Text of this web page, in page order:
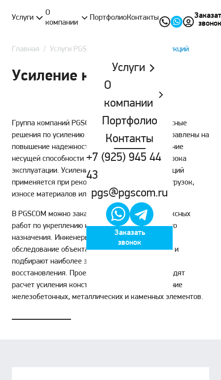
Услуги
О
компании
ПортфолиоКонтакты
звонок
Услуги
О
компании
Портфолио
Контакты
+7 (925) 945 44
43
pgs@pgscom.ru
Заказать
звонок
Главная / Услуги PGSCOM Усиление конструкций
Усиление конструкций
Группа компаний PGSCOM предлагает комплексные
решения по усилению конструкций. Работы направлены на
повышение надежности объектов, восстановление
несущей способности элементов и продление срока
эксплуатации. Усиление строительных конструкций
применяется при реконструкции, изменении нагрузок,
износе материалов или обнаружении дефектов.
В PGSCOM можно заказать проведение комплексных
работ по укреплению конструкций строительного
назначения. Инженеры компании выполняют
обследование объекта, подготавливают проект и
подбирают наиболее эффективный метод
восстановления. Проектные специалисты проводят
расчет усиления конструкций, оценивая состояние
железобетонных, металлических и каменных элементов.